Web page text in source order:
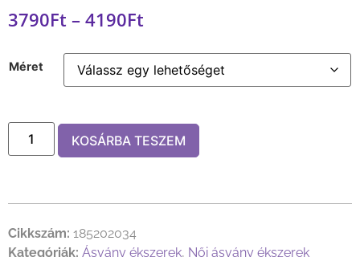
3790Ft – 4190Ft
Méret
KOSÁRBA TESZEM
Cikkszám: 185202034
Kategóriák: Ásvány ékszerek, Női ásvány ékszerek